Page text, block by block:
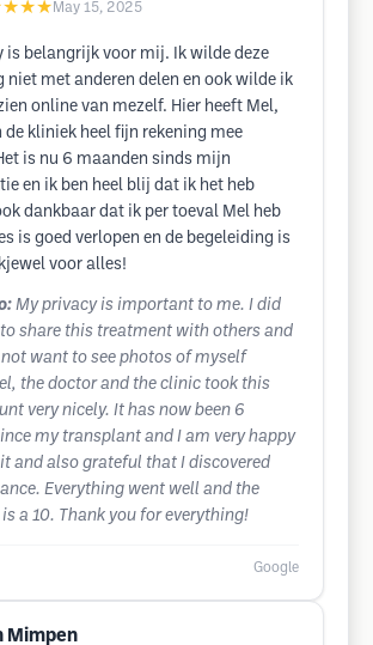
May 15, 2025
is belangrijk voor mij. Ik wilde deze
niet met anderen delen en ook wilde ik
online van mezelf. Hier heeft Mel,
de kliniek heel fijn rekening mee
is nu 6 maanden sinds mijn
en ik ben heel blij dat ik het heb
dankbaar dat ik per toeval Mel heb
is goed verlopen en de begeleiding is
voor alles!
My privacy is important to me. I did
share this treatment with others and
want to see photos of myself
the doctor and the clinic took this
very nicely. It has now been 6
my transplant and I am very happy
and also grateful that I discovered
Everything went well and the
a 10. Thank you for everything!
Google
Mimpen